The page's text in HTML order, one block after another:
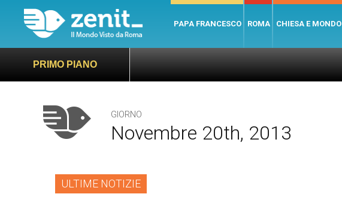
PAPA FRANCESCO ROMA CHIESA E MONDO
PRIMO PIANO
GIORNO
Novembre 20th, 2013
ULTIME NOTIZIE